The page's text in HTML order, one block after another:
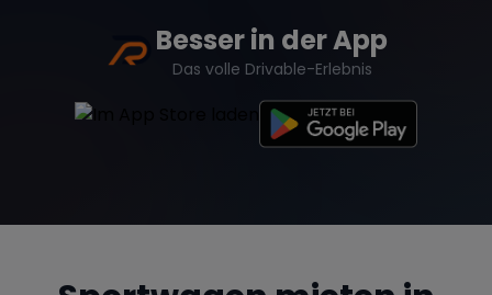
Besser in der App
Das volle Drivable-Erlebnis